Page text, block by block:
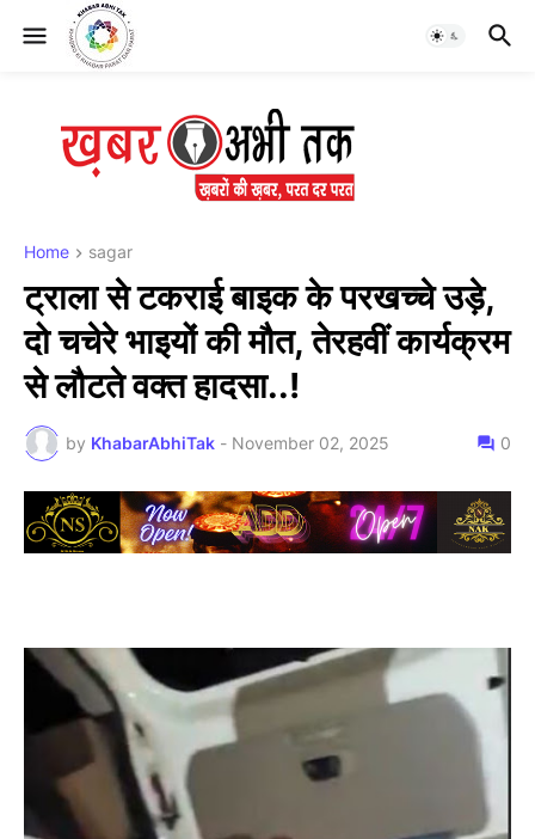
Home sagar
ट्राला से टकराई बाइक के परखच्चे उड़े,
दो चचेरे भाइयों की मौत, तेरहवीं कार्यक्रम
से लौटते वक्त हादसा..!
by KhabarAbhiTak - November 02, 2025 0